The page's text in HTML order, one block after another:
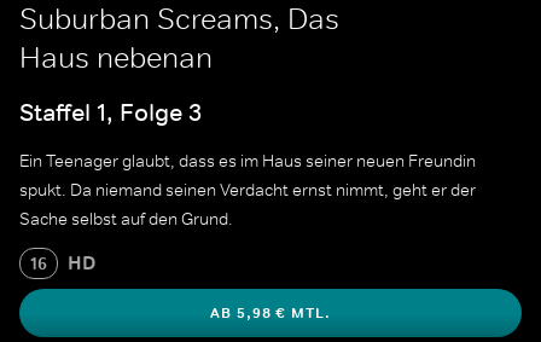
Suburban Screams, Das
Haus nebenan
Staffel 1, Folge 3
Ein Teenager glaubt, dass es im Haus seiner neuen Freundin
spukt. Da niemand seinen Verdacht ernst nimmt, geht er der
Sache selbst auf den Grund.
16 HD
AB 5,98 € MTL.